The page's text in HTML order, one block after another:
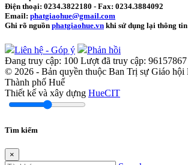
Điện thoại: 0234.3822180 - Fax: 0234.3884092
Email: phatgiaohue@gmail.com
Ghi rõ nguồn phatgiaohue.vn khi sử dụng lại thông
Liên hệ - Góp ý
Phản hồi
Đang truy cập: 100 Lượt đã truy cập: 96157867
© 2026 - Bản quyền thuộc Ban Trị sự Giáo hội
Thành phố Huế
Thiết kế và xây dựng HueCIT
Tìm kiếm
×